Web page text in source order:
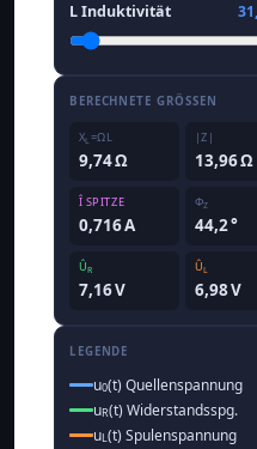
L Induktivität
BERECHNETE GRÖSSEN
XL =ΩL
9,74 Ω
|Z|
13,96 Ω
Î SPITZE
0,716 A
ΦZ
44,2 °
ÛR
7,16 V
ÛL
6,98 V
LEGENDE
u0(t) Quellenspannung
uR(t) Widerstandsspg.
uL(t) Spulenspannung